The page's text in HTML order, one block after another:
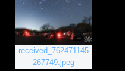
received_762471145
267749.jpeg